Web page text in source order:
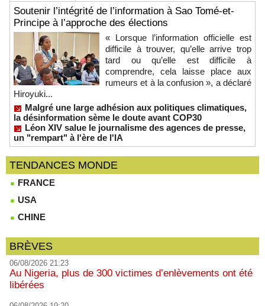
Soutenir l’intégrité de l’information à Sao Tomé-et-
Principe à l’approche des élections
« Lorsque l’information officielle est
difficile à trouver, qu’elle arrive trop
tard ou qu’elle est difficile à
comprendre, cela laisse place aux
rumeurs et à la confusion », a déclaré
Hiroyuki...
Malgré une large adhésion aux politiques climatiques,
la désinformation sème le doute avant COP30
Léon XIV salue le journalisme des agences de presse,
un "rempart" à l'ère de l'IA
TENDANCES MONDE
FRANCE
USA
CHINE
BRÈVES
06/08/2026 21:23
Au Nigeria, plus de 300 victimes d’enlèvements ont été
libérées